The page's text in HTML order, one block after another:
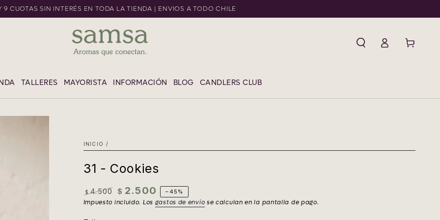
CONTENIDO
9 CUOTAS SIN INTERÉS EN TODA LA TIENDA | ENVIOS A TODO CHILE
TALLERES MAYORISTA INFORMACIÓN BLOG CANDLERS CLUB
sesión
Carrito
INICIO /
31 - Cookies
Precio
$ 4.500
Precio
$ 2.500 –45%
Impuesto incluido. Los gastos de envío se calculan en la pantalla de pago.